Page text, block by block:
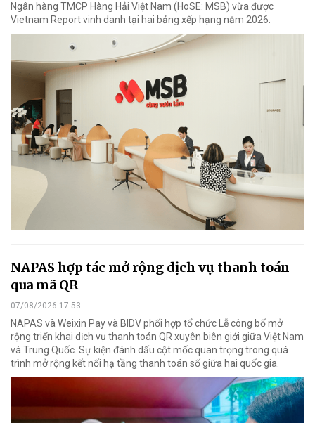
Ngân hàng TMCP Hàng Hải Việt Nam (HoSE: MSB) vừa được
Vietnam Report vinh danh tại hai bảng xếp hạng năm 2026.
NAPAS hợp tác mở rộng dịch vụ thanh toán
qua mã QR
07/08/2026 17:53
NAPAS và Weixin Pay và BIDV phối hợp tổ chức Lễ công bố mở
rộng triển khai dịch vụ thanh toán QR xuyên biên giới giữa Việt Nam
và Trung Quốc. Sự kiện đánh dấu cột mốc quan trọng trong quá
trình mở rộng kết nối hạ tầng thanh toán số giữa hai quốc gia.